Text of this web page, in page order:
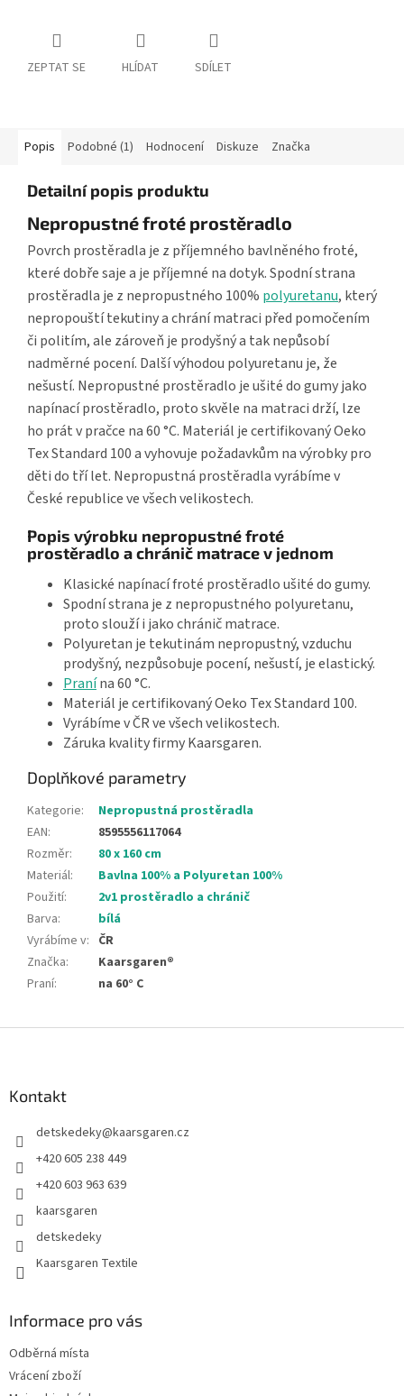
ZEPTAT SE HLÍDAT SDÍLET
Popis Podobné (1) Hodnocení Diskuze Značka
Detailní popis produktu
Nepropustné froté prostěradlo
Povrch prostěradla je z příjemného bavlněného froté,
které dobře saje a je příjemné na dotyk. Spodní strana
prostěradla je z nepropustného 100% polyuretanu, který
nepropouští tekutiny a chrání matraci před pomočením
či politím, ale zároveň je prodyšný a tak nepůsobí
nadměrné pocení. Další výhodou polyuretanu je, že
nešustí. Nepropustné prostěradlo je ušité do gumy jako
napínací prostěradlo, proto skvěle na matraci drží, lze
ho prát v pračce na 60 °C. Materiál je certifikovaný Oeko
Tex Standard 100 a vyhovuje požadavkům na výrobky pro
děti do tří let. Nepropustná prostěradla vyrábíme v
České republice ve všech velikostech.
Popis výrobku nepropustné froté
prostěradlo a chránič matrace v jednom
Klasické napínací froté prostěradlo ušité do gumy.
Spodní strana je z nepropustného polyuretanu,
proto slouží i jako chránič matrace.
Polyuretan je tekutinám nepropustný, vzduchu
prodyšný, nezpůsobuje pocení, nešustí, je elastický.
Pranína 60 °C.
Materiál je certifikovaný Oeko Tex Standard 100.
Vyrábíme v ČR ve všech velikostech.
Záruka kvality firmy Kaarsgaren.
Doplňkové parametry
Kategorie:
Nepropustná prostěradla
EAN:
8595556117064
Rozměr:
80 x 160 cm
Materiál:
Bavlna 100% a Polyuretan 100%
Použití:
2v1 prostěradlo a chránič
Barva:
bílá
Vyrábíme v: ČR
Značka:
Kaarsgaren®
Praní: na 60° C
Kontakt
detskedeky@kaarsgaren.cz
+420 605 238 449
+420 603 963 639
kaarsgaren
detskedeky
Kaarsgaren Textile
Informace pro vás
Odběrná místa
Vrácení zboží